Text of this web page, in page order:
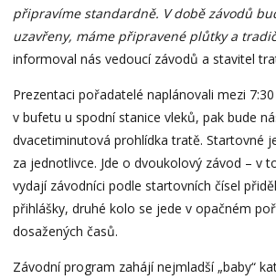
připravíme standardně. V době závodů
uzavřeny, máme připravené plůtky a
informoval nás vedoucí závodů a stavitel
Prezentaci pořadatelé naplánovali mezi
v bufetu u spodní stanice vleků, pak bude
dvacetiminutová prohlídka tratě. Startovné
za jednotlivce. Jde o dvoukolový závod – v
vydají závodníci podle startovních čísel
přihlášky, druhé kolo se jede v opačném
dosažených časů.
Závodní program zahájí nejmladší „baby“